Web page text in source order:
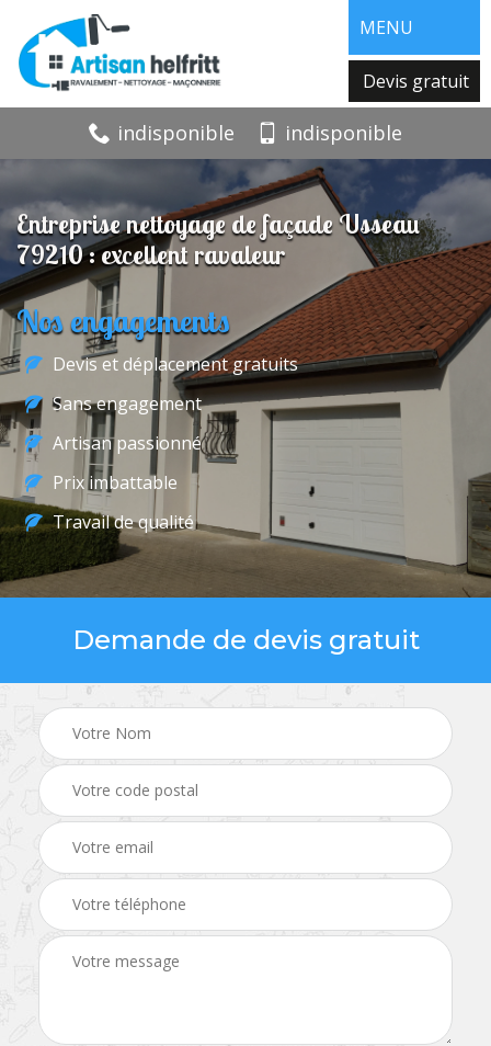
MENU
Devis gratuit
indisponible indisponible
Entreprise nettoyage de façade Usseau
79210 : excellent ravaleur
Nos engagements
Devis et déplacement gratuits
Sans engagement
Artisan passionné
Prix imbattable
Travail de qualité
Demande de devis gratuit